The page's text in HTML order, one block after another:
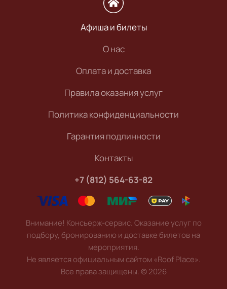
Афиша и билеты
О нас
Оплата и доставка
Правила оказания услуг
Политика конфиденциальности
Гарантия подлинности
Контакты
+7 (812) 564-63-82
Внимание! Консьерж-сервис. Оказание услуг по
подбору, бронированию и доставке билетов на
мероприятия.
Не является официальным сайтом «Roof Place».
Все права защищены.©2026